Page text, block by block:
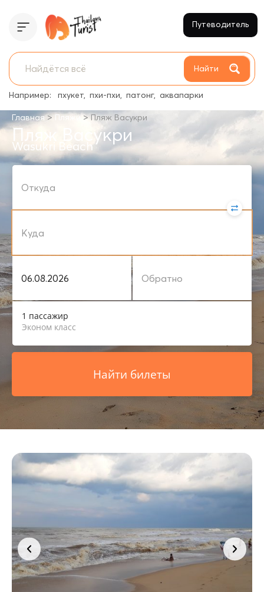
Найти
Например: пхукет пхи-пхи патонг аквапарки
Путеводитель
Главная>Пляжи>Пляж Васукри
Пляж Васукри
Wasukri Beach
1 пассажир
Эконом класс
Найти билеты